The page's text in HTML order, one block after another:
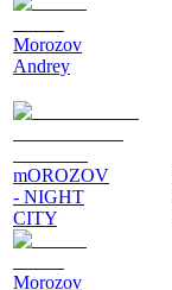
Morozov
Andrey
mOROZOV
- NIGHT
CITY
Morozov